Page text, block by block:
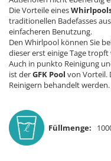
Die Vorteile eines
traditionellen Badefasses
einfacheren Benutzung.
Den Whirlpool können Sie
dieser erst einige Tage tropft
Auch in punkto Reinigung
ist derGFK Pool von Vorteil.
Reinigern behandelt
Füllmenge: